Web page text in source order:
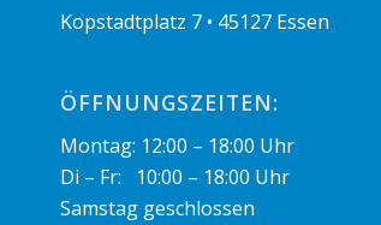
Kopstadtplatz 7 • 45127 Essen
ÖFFNUNGSZEITEN:
Montag: 12:00 – 18:00 Uhr
Di – Fr: 10:00 – 18:00 Uhr
Samstag geschlossen